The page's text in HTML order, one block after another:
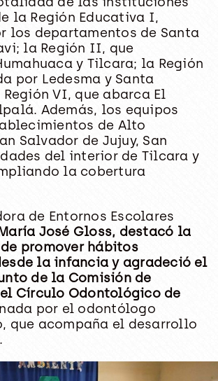
la Región Educativa I,
los departamentos de Santa
la Región II, que
y Tilcara; la Región
por Ledesma y Santa
VI, que abarca El
Además, los equipos
de Alto
Salvador de Jujuy, San
del interior de Tilcara y
la cobertura
de Entornos Escolares
José Gloss, destacó la
promover hábitos
la infancia y agradeció el
de la Comisión de
Círculo Odontológico de
por el odontólogo
que acompaña el desarrollo